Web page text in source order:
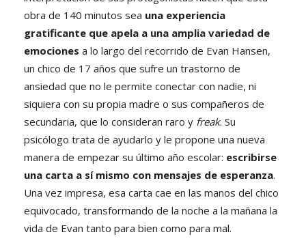
obra de 140 minutos sea una experiencia
gratificante que apela a una amplia variedad de
emociones a lo largo del recorrido de Evan Hansen,
un chico de 17 años que sufre un trastorno de
ansiedad que no le permite conectar con nadie, ni
siquiera con su propia madre o sus compañeros de
secundaria, que lo consideran raro y freak. Su
psicólogo trata de ayudarlo y le propone una nueva
manera de empezar su último año escolar: escribirse
una carta a sí mismo con mensajes de esperanza.
Una vez impresa, esa carta cae en las manos del chico
equivocado, transformando de la noche a la mañana la
vida de Evan tanto para bien como para mal.